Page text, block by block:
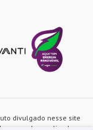
divulgado nesse site
as vendas realizadas